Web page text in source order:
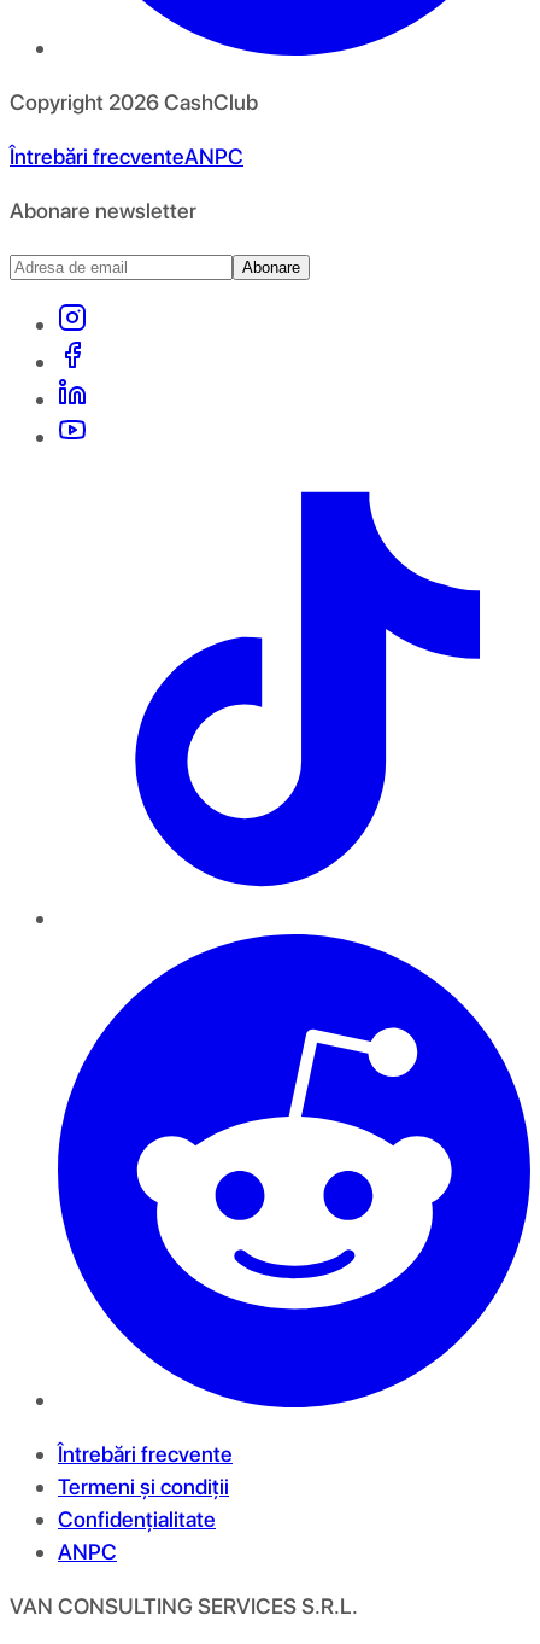
Copyright 2026CashClub
Întrebări frecventeANPC
Abonare newsletter
Abonare
Întrebări frecvente
Termeni și condiții
Confidențialitate
ANPC
VAN CONSULTING SERVICES S.R.L.